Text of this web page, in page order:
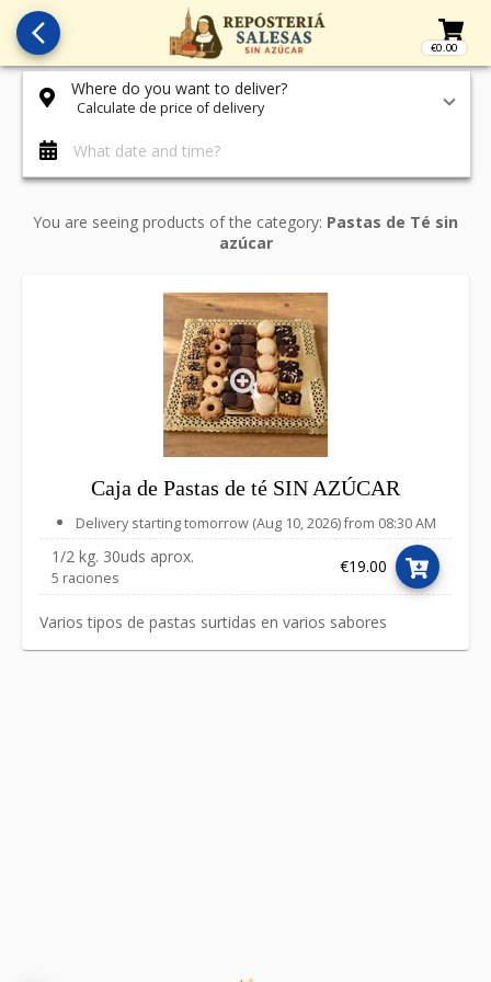
€0.00
Access
Where do you want to deliver?
Calculate de price of delivery
What date and time?
arrow_back_ios_new
You are seeing products of the category: Pastas de Té sin
azúcar
Link
Caja de Pastas de té SIN AZÚCAR
Delivery starting tomorrow (Aug 10, 2026) from 08:30 AM
1/2 kg. 30uds aprox.
5 raciones
€19.00
Varios tipos de pastas surtidas en varios sabores